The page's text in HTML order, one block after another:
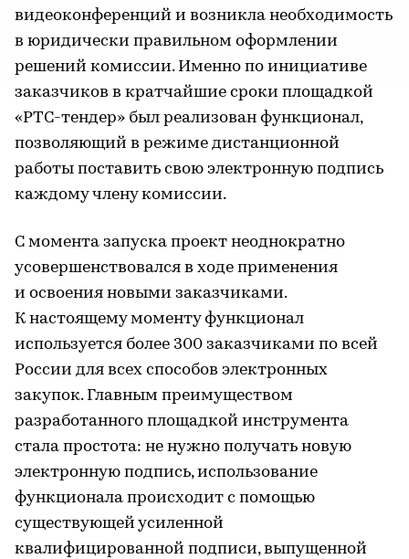
видеоконференций и возникла необходимость
в юридически правильном оформлении
решений комиссии. Именно по инициативе
заказчиков в кратчайшие сроки площадкой
«РТС-тендер» был реализован функционал,
позволяющий в режиме дистанционной
работы поставить свою электронную подпись
каждому члену комиссии.
С момента запуска проект неоднократно
усовершенствовался в ходе применения
и освоения новыми заказчиками.
К настоящему моменту функционал
используется более 300 заказчиками по всей
России для всех способов электронных
закупок. Главным преимуществом
разработанного площадкой инструмента
стала простота: не нужно получать новую
электронную подпись, использование
функционала происходит с помощью
существующей усиленной
квалифицированной подписи, выпущенной